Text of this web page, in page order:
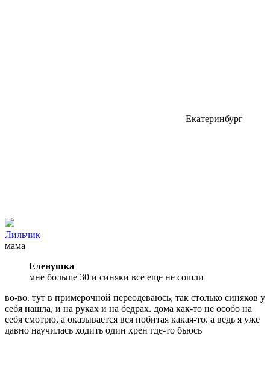
Екатеринбург
Лильчик
мама
Еленушка
мне больше 30 и синяки все еще не сошли
во-во. тут в примерочной переодеваюсь, так столько синяков у
себя нашла, и на руках и на бедрах. дома как-то не особо на
себя смотрю, а оказывается вся побитая какая-то. а ведь я уже
давно научилась ходить один хрен где-то бьюсь